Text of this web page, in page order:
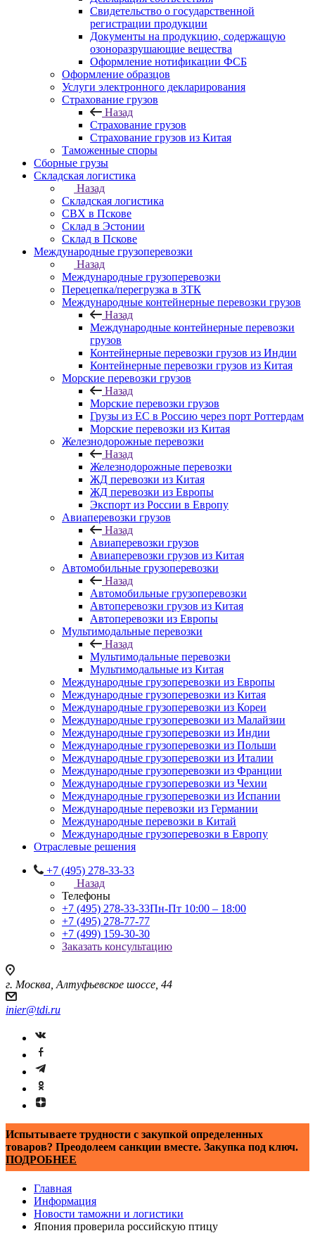
Свидетельство о государственной
регистрации продукции
Документы на продукцию, содержащую
озоноразрушающие вещества
Оформление нотификации ФСБ
Оформление образцов
Услуги электронного декларирования
Страхование грузов
Назад
Страхование грузов
Страхование грузов из Китая
Таможенные споры
Сборные грузы
Складская логистика
Назад
Складская логистика
СВХ в Пскове
Склад в Эстонии
Склад в Пскове
Международные грузоперевозки
Назад
Международные грузоперевозки
Перецепка/перегрузка в ЗТК
Международные контейнерные перевозки грузов
Назад
Международные контейнерные перевозки
грузов
Контейнерные перевозки грузов из Индии
Контейнерные перевозки грузов из Китая
Морские перевозки грузов
Назад
Морские перевозки грузов
Грузы из ЕС в Россию через порт Роттердам
Морские перевозки из Китая
Железнодорожные перевозки
Назад
Железнодорожные перевозки
ЖД перевозки из Китая
ЖД перевозки из Европы
Экспорт из России в Европу
Авиаперевозки грузов
Назад
Авиаперевозки грузов
Авиаперевозки грузов из Китая
Автомобильные грузоперевозки
Назад
Автомобильные грузоперевозки
Автоперевозки грузов из Китая
Автоперевозки из Европы
Мультимодальные перевозки
Назад
Мультимодальные перевозки
Мультимодальные из Китая
Международные грузоперевозки из Европы
Международные грузоперевозки из Китая
Международные грузоперевозки из Кореи
Международные грузоперевозки из Малайзии
Международные грузоперевозки из Индии
Международные грузоперевозки из Польши
Международные грузоперевозки из Италии
Международные грузоперевозки из Франции
Международные грузоперевозки из Чехии
Международные грузоперевозки из Испании
Международные перевозки из Германии
Международные перевозки в Китай
Международные грузоперевозки в Европу
Отраслевые решения
+7 (495) 278-33-33
Назад
Телефоны
+7 (495) 278-33-33Пн-Пт 10:00 – 18:00
+7 (495) 278-77-77
+7 (499) 159-30-30
Заказать консультацию
г. Москва, Алтуфьевское шоссе, 44
inier@tdi.ru
Испытываете трудности с закупкой определенных
товаров? Преодолеем санкции вместе. Закупка под ключ.
ПОДРОБНЕЕ
Главная
Информация
Новости таможни и логистики
Япония проверила российскую птицу